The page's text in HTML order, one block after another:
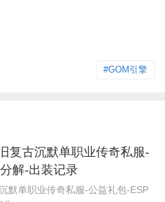
#GOM引擎
复古沉默单职业传奇私服-
解-出装记录
默单职业传奇私服-公益礼包-ESP